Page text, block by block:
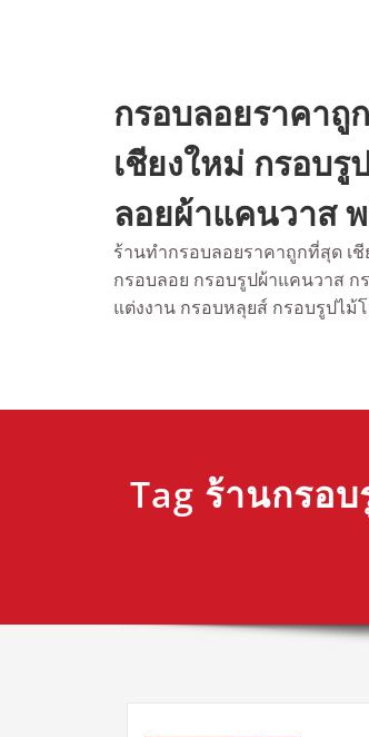
กรอบลอยราคาถู
เชียงใหม่ กรอบ
ลอยผ้าแคนวาส
ร้านทำกรอบลอยราคาถูกที่สุด เ
กรอบลอย กรอบรูปผ้าแคนวาส
แต่งงาน กรอบหลุยส์ กรอบรูปไ
Tag ร้านกรอ